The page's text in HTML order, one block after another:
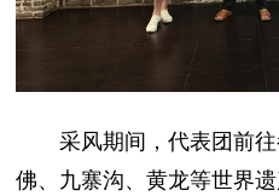
采风期间，代表团前往
佛、九寨沟、黄龙等世界